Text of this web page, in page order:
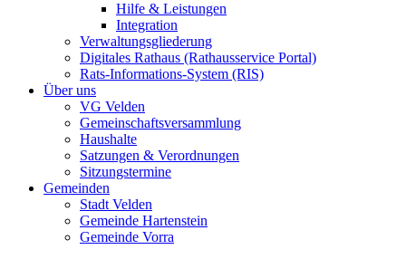
Hilfe & Leistungen
Integration
Verwaltungsgliederung
Digitales Rathaus (Rathausservice Portal)
Rats-Informations-System (RIS)
Über uns
VG Velden
Gemeinschaftsversammlung
Haushalte
Satzungen & Verordnungen
Sitzungstermine
Gemeinden
Stadt Velden
Gemeinde Hartenstein
Gemeinde Vorra